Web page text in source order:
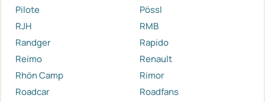
Pilote
Pössl
RJH
RMB
Randger
Rapido
Reimo
Renault
Rhön Camp
Rimor
Roadcar
Roadfans